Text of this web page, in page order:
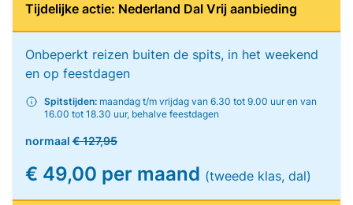
Tijdelijke actie: Nederland Dal Vrij aanbieding
Onbeperkt reizen buiten de spits, in het weekend
en op feestdagen
Spitstijden: maandag t/m vrijdag van 6.30 tot 9.00 uur en van
16.00 tot 18.30 uur, behalve feestdagen
normaal € 127,95
€ 49,00 per maand (tweede klas, dal)